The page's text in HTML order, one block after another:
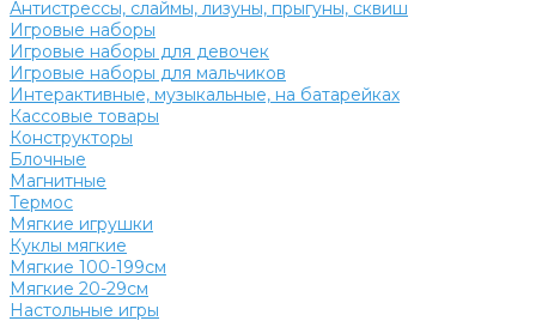
Антистрессы, слаймы, лизуны, прыгуны, сквиш
Игровые наборы
Игровые наборы для девочек
Игровые наборы для мальчиков
Интерактивные, музыкальные, на батарейках
Кассовые товары
Конструкторы
Блочные
Магнитные
Термос
Мягкие игрушки
Куклы мягкие
Мягкие 100-199см
Мягкие 20-29см
Настольные игры